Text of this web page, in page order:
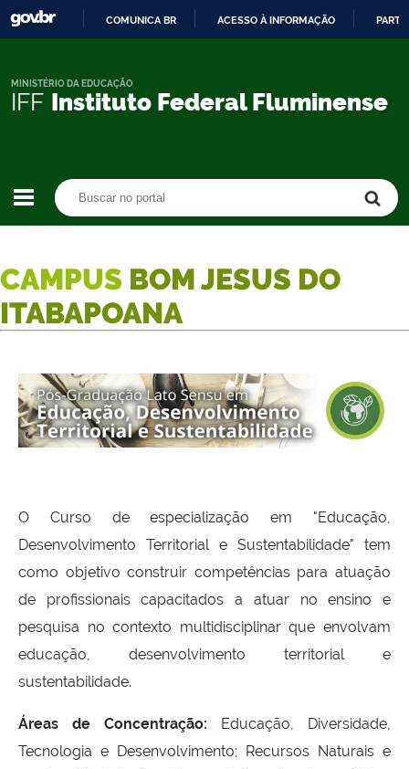
CONTEÚDO
COMUNICA BR ACESSO À INFORMAÇÃO
IFF Instituto Federal Fluminense
MINISTÉRIO DA EDUCAÇÃO
CAMPUS BOM JESUS DO
ITABAPOANA
O Curso de especialização em "Educação,
Desenvolvimento Territorial e Sustentabilidade" tem
como objetivo construir competências para atuação
de profissionais capacitados a atuar no ensino e
pesquisa no contexto multidisciplinar que envolvam
educação, desenvolvimento territorial e
sustentabilidade.
Áreas de Concentração: Educação, Diversidade,
Tecnologia e Desenvolvimento; Recursos Naturais e